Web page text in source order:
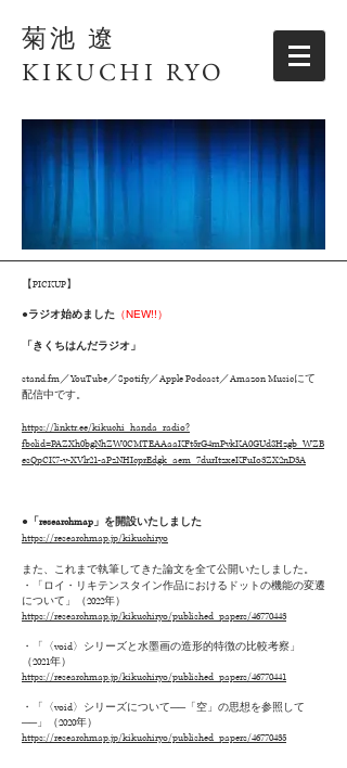
菊池 遼
KIKUCHI RYO
【PICKUP】
●ラジオ始めました （NEW!!）
「きくちはんだラジオ」
stand.fm／YouTube／Spotify／Apple Podcast／Amazon Musicにて
配信中です。
https://linktr.ee/kikuchi_handa_radio?
fbclid=PAZXh0bgNhZW0CMTEAAaaKFt5rG4mPvkKA0GUd8Hzgb_WZB
esQpCK7-v-XVlr21-aPzNHIcprEdgk_aem_7durItzxeKFuIo3ZX2nD3A
● 「researchmap」を開設いたしました
https://researchmap.jp/kikuchiryo
また、これまで執筆してきた論文を全て公開いたしました。
・「ロイ・リキテンスタイン作品におけるドットの機能の変遷
について」（2022年）
https://researchmap.jp/kikuchiryo/published_papers/46770443
・「〈void〉シリーズと水墨画の造形的特徴の比較考察」
（2021年）
https://researchmap.jp/kikuchiryo/published_papers/46770441
・「〈void〉シリーズについて──「空」の思想を参照して
──」（2020年）
https://researchmap.jp/kikuchiryo/published_papers/46770435